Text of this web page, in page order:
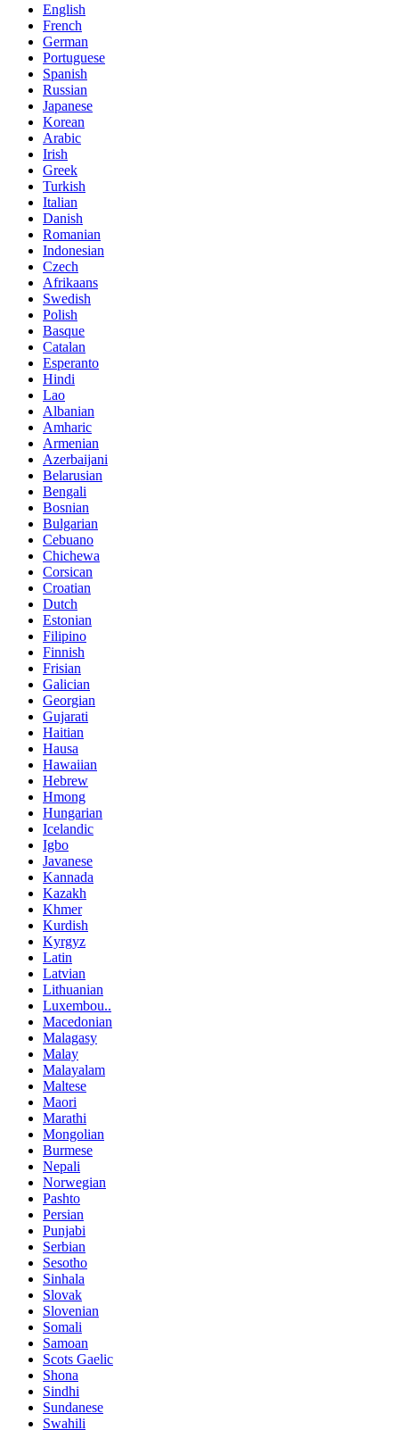
English
French
German
Portuguese
Spanish
Russian
Japanese
Korean
Arabic
Irish
Greek
Turkish
Italian
Danish
Romanian
Indonesian
Czech
Afrikaans
Swedish
Polish
Basque
Catalan
Esperanto
Hindi
Lao
Albanian
Amharic
Armenian
Azerbaijani
Belarusian
Bengali
Bosnian
Bulgarian
Cebuano
Chichewa
Corsican
Croatian
Dutch
Estonian
Filipino
Finnish
Frisian
Galician
Georgian
Gujarati
Haitian
Hausa
Hawaiian
Hebrew
Hmong
Hungarian
Icelandic
Igbo
Javanese
Kannada
Kazakh
Khmer
Kurdish
Kyrgyz
Latin
Latvian
Lithuanian
Luxembou..
Macedonian
Malagasy
Malay
Malayalam
Maltese
Maori
Marathi
Mongolian
Burmese
Nepali
Norwegian
Pashto
Persian
Punjabi
Serbian
Sesotho
Sinhala
Slovak
Slovenian
Somali
Samoan
Scots Gaelic
Shona
Sindhi
Sundanese
Swahili